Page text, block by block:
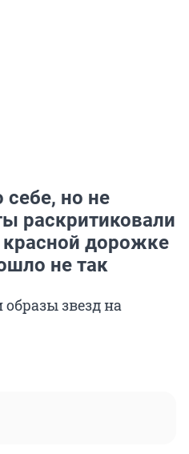
но не
раскритиковали
дорожке
не так
звезд на